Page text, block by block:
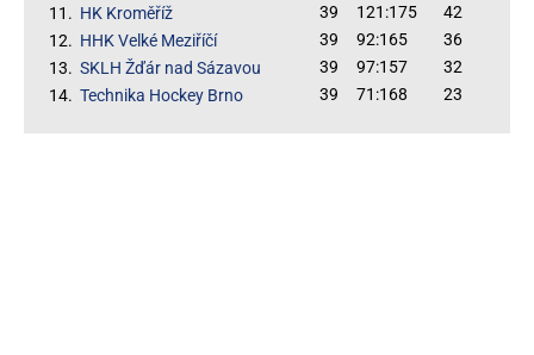
11. HK Kroměříž 39 121:175
42
12. HHK Velké Meziříčí 39 92:165
36
13. SKLH Žďár nad Sázavou 39 97:157
32
14. Technika Hockey Brno 39 71:168 23